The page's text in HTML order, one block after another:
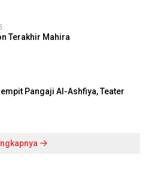
Terakhir Mahira
Pangaji Al-Ashfiya, Teater